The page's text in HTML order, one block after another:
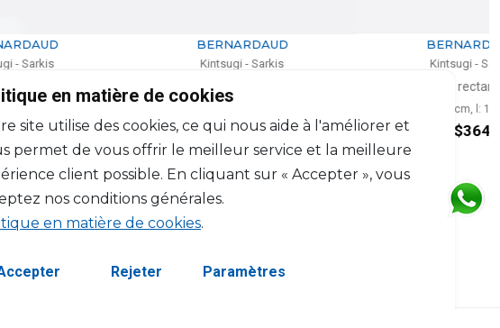
Assiette coupe à dessert
$203 $364
en matière de cookies
site utilise des cookies, ce qui nous aide à l'améliorer et
permet de vous offrir le meilleur service et la meilleure
client possible. En cliquant sur « Accepter », vous
nos conditions générales.
en matière de cookies.
Rejeter Paramètres